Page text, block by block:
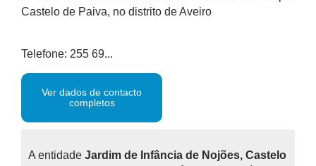
Castelo de Paiva, no distrito de Aveiro
Telefone: 255 69...
Ver dados de contacto
completos
A entidade Jardim de Infância de Nojões, Castelo